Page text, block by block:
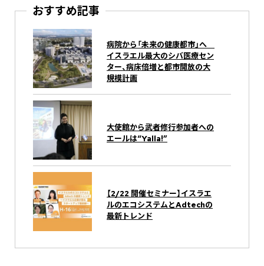
おすすめ記事
病院から「未来の健康都市」へ
イスラエル最大のシバ医療セン
ター、病床倍増と都市開放の大
規模計画
大使館から武者修行参加者への
エールは“Yalla!”
【2/22 開催セミナー】イスラエ
ルのエコシステムとAdtechの
最新トレンド